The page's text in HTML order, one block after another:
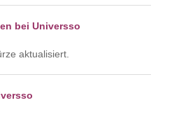
bei Universso
aktualisiert.